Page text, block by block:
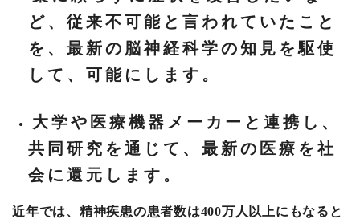
ど、従来不可能と言われていたこと
を、最新の脳神経科学の知見を駆使
して、可能にします。
大学や医療機器メーカーと連携し、
共同研究を通じて、最新の医療を社
会に還元します。
近年では、精神疾患の患者数は400万人以上にもなると